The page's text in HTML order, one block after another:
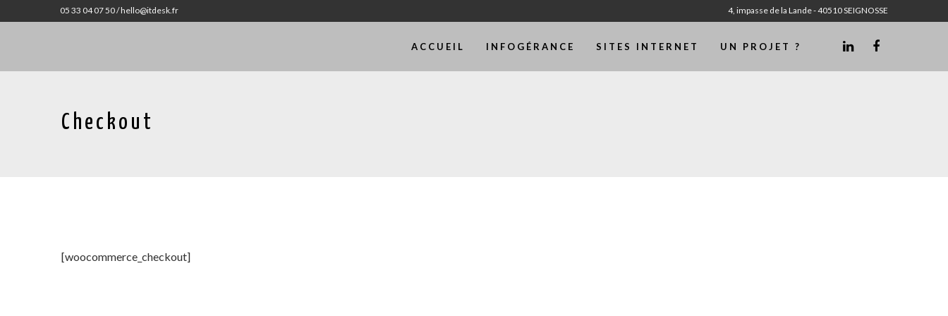
05 33 04 07 50 /hello@itdesk.fr 4, impasse de la Lande - 40510 SEIGNOSSE
ACCUEIL INFOGÉRANCE SITES INTERNET UN PROJET ?
Checkout
[woocommerce_checkout]